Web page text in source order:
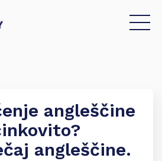
angleščine
angleščine.